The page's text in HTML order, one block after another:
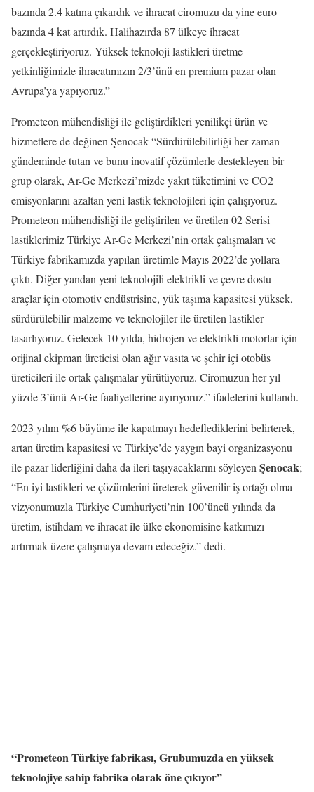
bazında 2.4 katına çıkardık ve ihracat ciromuzu da yine euro
bazında 4 kat artırdık. Halihazırda 87 ülkeye ihracat
gerçekleştiriyoruz. Yüksek teknoloji lastikleri üretme
yetkinliğimizle ihracatımızın 2/3’ünü en premium pazar olan
Avrupa’ya yapıyoruz.”
Prometeon mühendisliği ile geliştirdikleri yenilikçi ürün ve
hizmetlere de değinen Şenocak “Sürdürülebilirliği her zaman
gündeminde tutan ve bunu inovatif çözümlerle destekleyen bir
grup olarak, Ar-Ge Merkezi’mizde yakıt tüketimini ve CO2
emisyonlarını azaltan yeni lastik teknolojileri için çalışıyoruz.
Prometeon mühendisliği ile geliştirilen ve üretilen 02 Serisi
lastiklerimiz Türkiye Ar-Ge Merkezi’nin ortak çalışmaları ve
Türkiye fabrikamızda yapılan üretimle Mayıs 2022’de yollara
çıktı. Diğer yandan yeni teknolojili elektrikli ve çevre dostu
araçlar için otomotiv endüstrisine, yük taşıma kapasitesi yüksek,
sürdürülebilir malzeme ve teknolojiler ile üretilen lastikler
tasarlıyoruz. Gelecek 10 yılda, hidrojen ve elektrikli motorlar için
orijinal ekipman üreticisi olan ağır vasıta ve şehir içi otobüs
üreticileri ile ortak çalışmalar yürütüyoruz. Ciromuzun her yıl
yüzde 3’ünü Ar-Ge faaliyetlerine ayırıyoruz.” ifadelerini kullandı.
2023 yılını %6 büyüme ile kapatmayı hedeflediklerini belirterek,
artan üretim kapasitesi ve Türkiye’de yaygın bayi organizasyonu
ile pazar liderliğini daha da ileri taşıyacaklarını söyleyen Şenocak;
“En iyi lastikleri ve çözümlerini üreterek güvenilir iş ortağı olma
vizyonumuzla Türkiye Cumhuriyeti’nin 100’üncü yılında da
üretim, istihdam ve ihracat ile ülke ekonomisine katkımızı
artırmak üzere çalışmaya devam edeceğiz.” dedi.
“Prometeon Türkiye fabrikası, Grubumuzda en yüksek
teknolojiye sahip fabrika olarak öne çıkıyor”